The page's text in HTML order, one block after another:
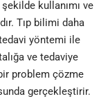
kullanımı ve
Tıp bilimi daha
yöntemi ile
ve tedaviye
problem çözme
gerçekleştirir.